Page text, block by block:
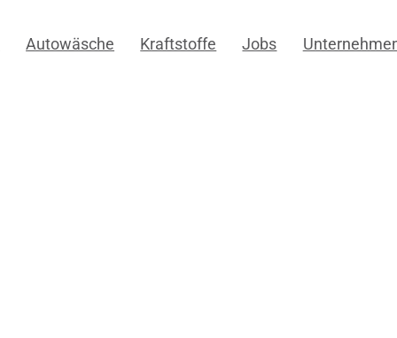
Autowäsche Kraftstoffe Jobs